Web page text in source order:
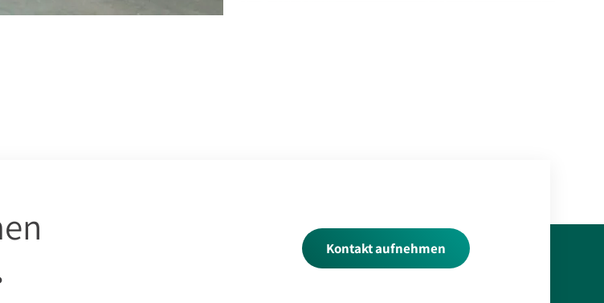
Kontakt aufnehmen